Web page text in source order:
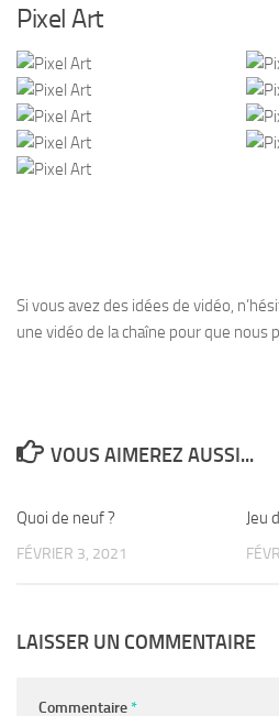
Pixel Art
Si vous avez des idées de vidéo,
une vidéo de la chaîne pour que nous
VOUS AIMEREZ AUSSI...
Quoi de neuf ?
FÉVRIER 3, 2021
Jeu
LAISSER UN COMMENTAIRE
Commentaire*